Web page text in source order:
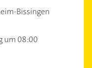
Bissingen
um 08:00